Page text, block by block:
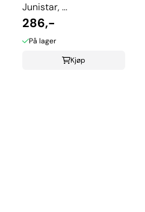
Junistar, ...
286,-
På lager
Kjøp